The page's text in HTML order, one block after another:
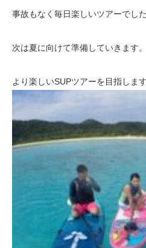
事故もなく毎日楽しいツアーでした
次は夏に向けて準備していきます。
より楽しいSUPツアーを目指します